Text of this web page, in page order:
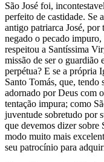
São José foi,
perfeito de castidade. Se
antigo patriarca José, por
negado o pecado impuro,
respeitou a Santíssima
missão de ser o guardião
perpétua? E se a própria
Santo Tomás, que,
adornado por Deus com
tentação impura; como
juventude sobretudo por
que devemos dizer sobre
modo muito mais
seu patrocínio para